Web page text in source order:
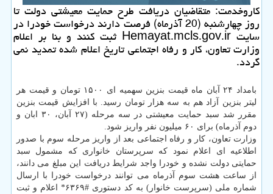
كاروخدمت: متقاضیان دریافت طرح حمایت معیشتی دولت تا
روز چهارشنبه (20 آذرماه) فرصت دارند درخواست خودرا در
سایت Hemayat.mcls.gov.ir ثبت كنند و بنا بر اعلام
وزارت تعاون، كار و رفاه اجتماعی تاریخ اعلام شده تمدید نمی
گردد.
بامداد ۲۴ آبان ماه قیمت بنزین سهمیه ای ۱۵۰۰ تومان و قیمت هر
لیتر بنزین آزاد هم به سه هزار تومان رسید. با افزایش قیمت بنزین
مقرر شد سبد حمایت معیشتی در سه مرحله (۲۷ آبان، ۳۰ ابان و
دوم آذرماه) برای ۶۰ میلیون نفر واریز شود.
وزارت تعاون، كار و رفاه اجتماعی بعد از واریز مرحله سوم با صدور
اطلاعیه ای اعلام نمود كه سرپرستان خانواری كه مشمول سبد
حمایتی دولت نشده و خودرا واجد شرایط دریافت این مبلغ می دانند،
از ساعت هشت سوم آذرماه می توانند درخواست خودرا با ارسال
شماره ملی (سرپرست خانوار) به كد دستوری #۶۳۶۹* اعلام و ثبت